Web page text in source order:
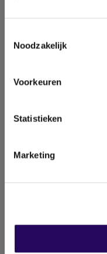
Noodzakelijk
Voorkeuren
Statistieken
Marketing